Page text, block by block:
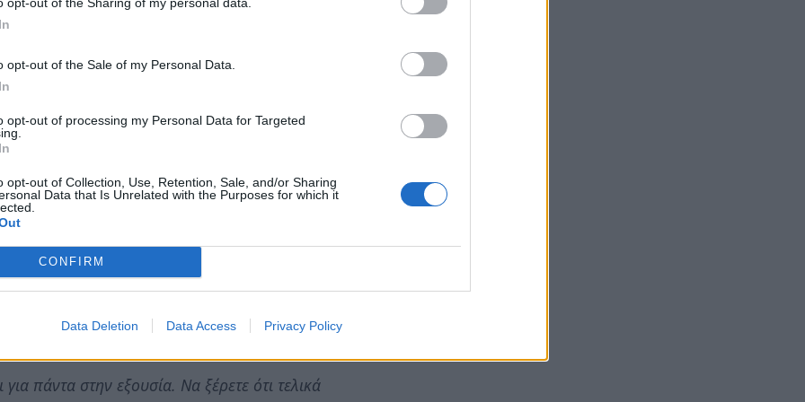
opt-out of the Sale of my Personal Data.
opt-out of processing my Personal Data for Targeted
opt-out of Collection, Use, Retention, Sale, and/or Sharing
Data that Is Unrelated with the Purposes for which it
CONFIRM
Data Deletion Data Access Privacy Policy
για τον Νομό. Πρέπει όλοι μαζί σε
πάνω από τα προβλήματα της περιοχής.
11 έργα και 62 εκατ. ευρώ. Τα έργα όμως
έρχονται ως γέφυρες από το Γ Κ.Π.Σ. Πρέπει να
με τις δεσμεύσεις μας στην Ε.Ε.
εισαγγελείς και ανακριτές καθώς και τις
δεν φταίει σε τίποτα. Πρέπει να του
– Πυρί και το Σελλασία – Σπάρτη είναι στο
τα οποία περνά η ανάπτυξη του τόπου. Πρέπει
και πάλι τα έργα αυτά"
για πάντα στην εξουσία. Να ξέρετε ότι τελικά